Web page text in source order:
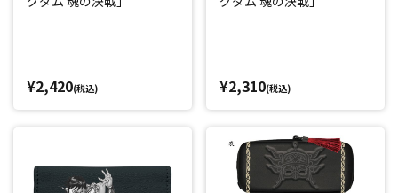
¥2,420(税込) ¥2,310(税込)